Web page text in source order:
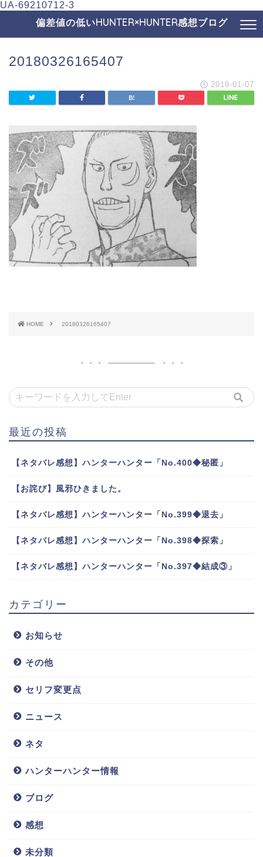
UA-69210712-3
偏差値の低いHUNTER×HUNTER感想ブログ
20180326165407
2019-01-07
HOME 20180326165407
最近の投稿
【ネタバレ感想】ハンターハンター「No.400◆秘匿」
【お詫び】風邪ひきました。
【ネタバレ感想】ハンターハンター「No.399◆退去」
【ネタバレ感想】ハンターハンター「No.398◆探索」
【ネタバレ感想】ハンターハンター「No.397◆結成③」
カテゴリー
お知らせ
その他
セリフ変更点
ニュース
ネタ
ハンターハンター情報
ブログ
感想
未分類